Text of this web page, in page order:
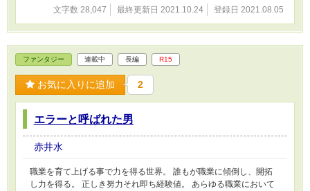
文字数 28,047 最終更新日 2021.10.24 登録日 2021.08.05
ファンタジー 連載中 長編 R15
お気に入りに追加 2
エラーと呼ばれた男
赤井水
職業を育て上げる事で力を得る世界。 誰もが職業に傾倒し、開拓
し力を得る。 正しき努力それ即ち経験値。 あらゆる職業において